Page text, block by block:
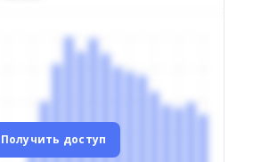
Получить доступ